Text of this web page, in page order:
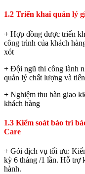
1.2 Triển khai quản lý
+ Hợp đồng được triển
công trình của khách
xót
+ Đội ngũ thi công lành
quản lý chất lượng và
+ Nghiệm thu bàn giao
khách hàng
1.3 Kiểm soát bảo trì
Care
+ Gói dịch vụ tối ưu:
kỳ 6 tháng /1 lần. Hỗ trợ
hành.